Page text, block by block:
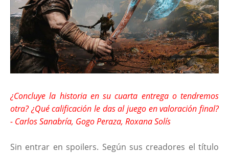
¿Concluye la historia en su cuarta entrega o tendremos
otra? ¿Qué calificación le das al juego en valoración final?
- Carlos Sanabría, Gogo Peraza, Roxana Solís
Sin entrar en spoilers. Según sus creadores el título